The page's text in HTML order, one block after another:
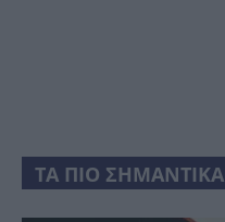
ΤΑ ΠΙΟ ΣΗΜΑΝΤΙΚΑ